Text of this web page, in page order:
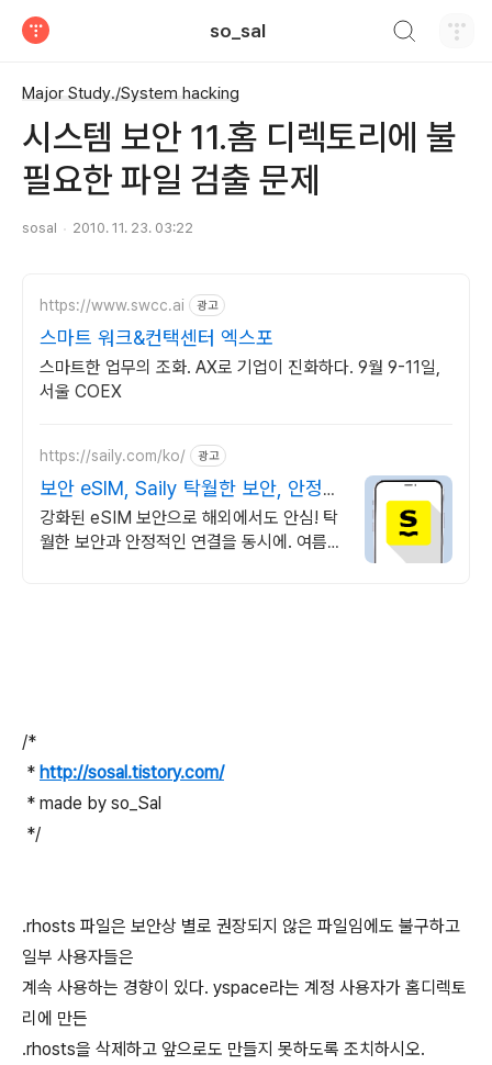
so_sal
Major Study./System hacking
시스템 보안 11.홈 디렉토리에 불
필요한 파일 검출 문제
sosal 2010. 11. 23. 03:22
https://www.swcc.ai 광고
스마트 워크&컨택센터 엑스포
스마트한 업무의 조화. AX로 기업이 진화하다. 9월 9-11일,
서울 COEX
https://saily.com/ko/ 광고
보안 eSIM, Saily 탁월한 보안, 안정적
인 연결
강화된 eSIM 보안으로 해외에서도 안심! 탁
월한 보안과 안정적인 연결을 동시에. 여름한
/*
* http://sosal.tistory.com/
* made by so_Sal
*/
.rhosts 파일은 보안상 별로 권장되지 않은 파일임에도 불구하고
일부 사용자들은
계속 사용하는 경향이 있다. yspace라는 계정 사용자가 홈디렉토
리에 만든
.rhosts을 삭제하고 앞으로도 만들지 못하도록 조치하시오.